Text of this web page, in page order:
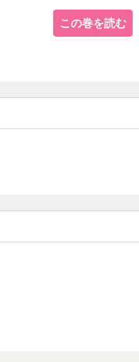
この巻を読む